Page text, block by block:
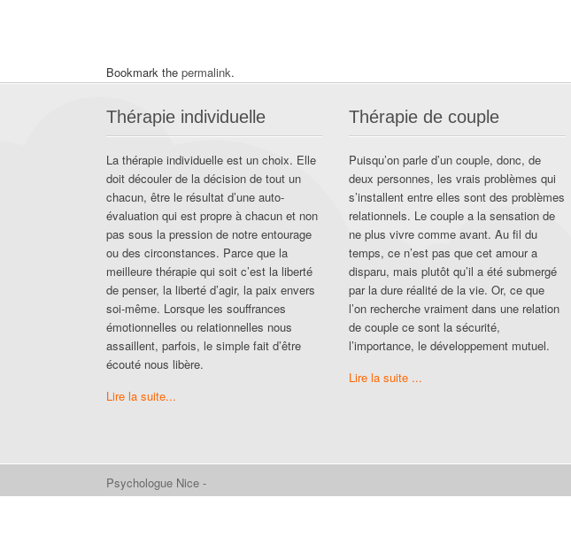
Bookmark the permalink.
Thérapie individuelle
La thérapie individuelle est un choix. Elle
doit découler de la décision de tout un
chacun, être le résultat d’une auto-
évaluation qui est propre à chacun et non
pas sous la pression de notre entourage
ou des circonstances. Parce que la
meilleure thérapie qui soit c’est la liberté
de penser, la liberté d’agir, la paix envers
soi-même. Lorsque les souffrances
émotionnelles ou relationnelles nous
assaillent, parfois, le simple fait d’être
écouté nous libère.
Lire la suite...
Thérapie de couple
Puisqu’on parle d’un couple, donc, de
deux personnes, les vrais problèmes qui
s’installent entre elles sont des problèmes
relationnels. Le couple a la sensation de
ne plus vivre comme avant. Au fil du
temps, ce n’est pas que cet amour a
disparu, mais plutôt qu’il a été submergé
par la dure réalité de la vie. Or, ce que
l’on recherche vraiment dans une relation
de couple ce sont la sécurité,
l’importance, le développement mutuel.
Lire la suite ...
Psychologue Nice -